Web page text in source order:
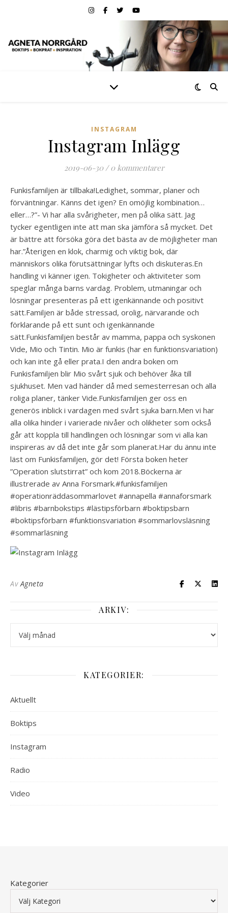
INSTAGRAM
Instagram Inlägg
2019-06-30 / 0 kommentarer
Funkisfamiljen är tillbaka!Ledighet, sommar, planer och
förväntningar. Känns det igen? En omöjlig kombination…
eller…?”- Vi har alla svårigheter, men på olika sätt. Jag
tycker egentligen inte att man ska jämföra så mycket. Det
är bättre att försöka göra det bästa av de möjligheter man
har.”Återigen en klok, charmig och viktig bok, där
människors olika förutsättningar lyfts och diskuteras.En
handling vi känner igen. Tokigheter och aktiviteter som
speglar många barns vardag. Problem, utmaningar och
lösningar presenteras på ett igenkännande och positivt
sätt.Familjen är både stressad, orolig, närvarande och
förklarande på ett sunt och igenkännande
sätt.Funkisfamiljen består av mamma, pappa och syskonen
Vide, Mio och Tintin. Mio är funkis (har en funktionsvariation)
och kan inte gå eller prata.I den andra boken om
Funkisfamiljen blir Mio svårt sjuk och behöver åka till
sjukhuset. Men vad händer då med semesterresan och alla
roliga planer, tänker Vide.Funkisfamiljen ger oss en
generös inblick i vardagen med svårt sjuka barn.Men vi har
alla olika hinder i varierade nivåer och olikheter som också
går att koppla till handlingen och lösningar som vi alla kan
inspireras av då det inte går som planerat.Har du ännu inte
läst om Funkisfamiljen, gör det! Första boken heter
”Operation slutstirrat” och kom 2018.Böckerna är
illustrerade av Anna Forsmark.#funkisfamiljen
#operationräddasommarlovet #annapella #annaforsmark
#libris #barnbokstips #lästipsförbarn #boktipsbarn
#boktipsförbarn #funktionsvariation #sommarlovsläsning
#sommarläsning
AvAgneta
ARKIV:
KATEGORIER:
Aktuellt
Boktips
Instagram
Radio
Video
Kategorier